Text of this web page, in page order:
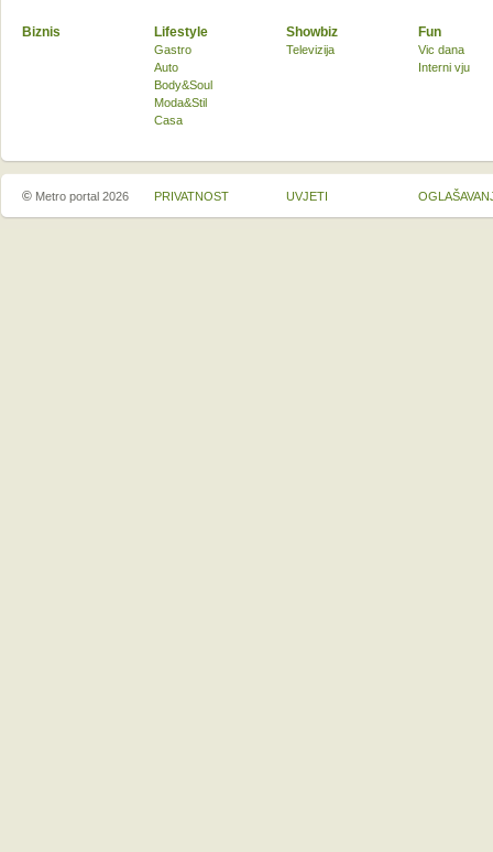
Biznis Lifestyle
Gastro
Auto
Body&Soul
Moda&Stil
Casa
Showbiz
Televizija
Fun
Vic dana
Interni vju
© Metro portal 2026 PRIVATNOST UVJETI